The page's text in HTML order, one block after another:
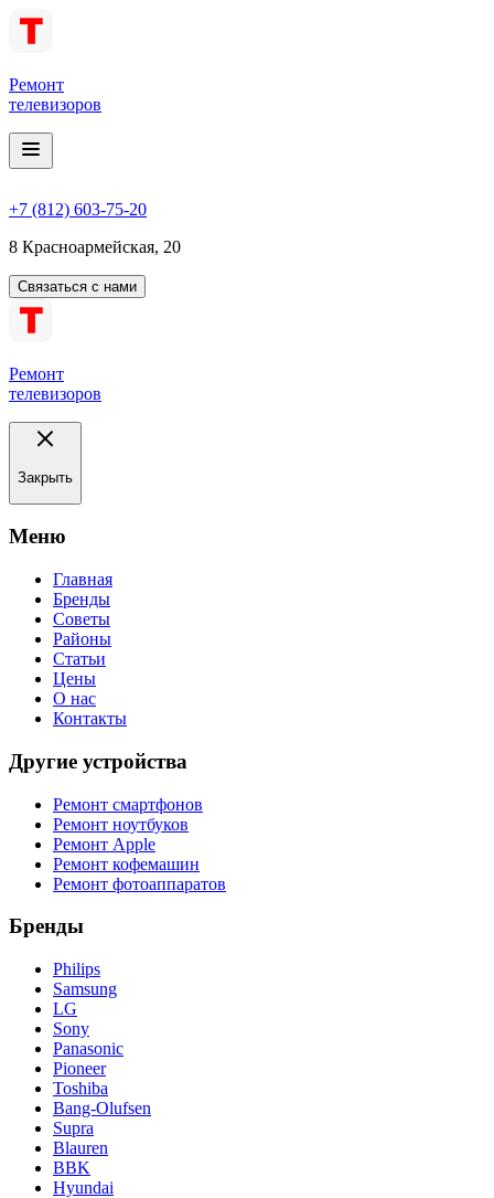
Ремонт
телевизоров
+7 (812) 603-75-20
8 Красноармейская, 20
Связаться с нами
Ремонт
телевизоров
Закрыть
Meню
Главная
Бренды
Советы
Районы
Статьи
Цены
О нас
Контакты
Другие устройства
Ремонт смартфонов
Ремонт ноутбуков
Ремонт Apple
Ремонт кофемашин
Ремонт фотоаппаратов
Бренды
Philips
Samsung
LG
Sony
Panasonic
Pioneer
Toshiba
Bang-Olufsen
Supra
Blauren
BBK
Hyundai